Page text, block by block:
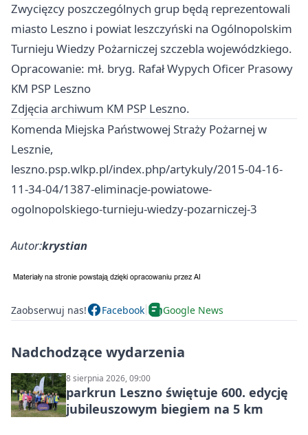
Zwycięzcy poszczególnych grup będą reprezentowali
miasto Leszno i powiat leszczyński na Ogólnopolskim
Turnieju Wiedzy Pożarniczej szczebla wojewódzkiego.
Opracowanie: mł. bryg. Rafał Wypych Oficer Prasowy
KM PSP Leszno
Zdjęcia archiwum KM PSP Leszno.
Komenda Miejska Państwowej Straży Pożarnej w
Lesznie,
leszno.psp.wlkp.pl/index.php/artykuly/2015-04-16-
11-34-04/1387-eliminacje-powiatowe-
ogolnopolskiego-turnieju-wiedzy-pozarniczej-3
Autor:krystian
Zaobserwuj nas! Facebook Google News
Nadchodzące wydarzenia
8 sierpnia 2026, 09:00
parkrun Leszno świętuje 600. edycję
jubileuszowym biegiem na 5 km